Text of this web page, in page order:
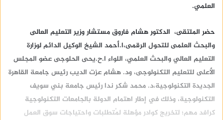
العلمي.
حضر الملتقى، الدكتور هشام فاروق مستشار وزير التعليم العالى
والبحث العلمى للتحول الرقمى،ا.أحمد الشيخ الوكيل الدائم لوزارة
التعليم العالي والبحث العلمي، اللواء ا.ح.يحى الحلوجى عضو المجلس
الأعلى للتعليم التكنولوجى، ود. هشام عزت الديب رئيس جامعة القاهرة
الجديدة التكنولوجية،د. محمد شكر ندا رئيس جامعة بني سويف
التكنولوجية، وذلك في إطار اهتمام الدولة بالجامعات التكنولوجية
كرافد مهم؛ لتخريج كوادر مؤهلة لمُتطلبات واحتياجات سوق العمل